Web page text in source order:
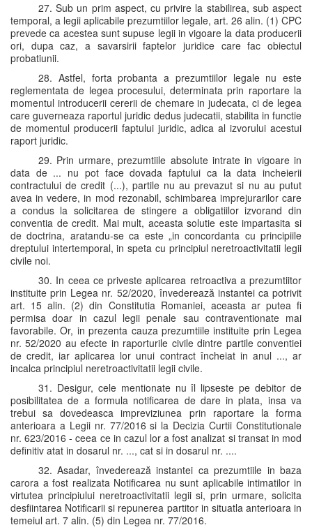
27. Sub un prim aspect, cu privire la stabilirea, sub aspect
temporal, a legii aplicabile prezumtiilor legale, art. 26 alin. (1) CPC
prevede ca acestea sunt supuse legii in vigoare la data producerii
ori, dupa caz, a savarsirii faptelor juridice care fac obiectul
probatiunii.
28. Astfel, forta probanta a prezumtiilor legale nu este
reglementata de legea procesului, determinata prin raportare la
momentul introducerii cererii de chemare in judecata, ci de legea
care guverneaza raportul juridic dedus judecatii, stabilita in functie
de momentul producerii faptului juridic, adica al izvorului acestui
raport juridic.
29. Prin urmare, prezumtiile absolute intrate in vigoare in
data de ... nu pot face dovada faptului ca la data incheierii
contractului de credit (...), partile nu au prevazut si nu au putut
avea in vedere, in mod rezonabil, schimbarea imprejurarilor care
a condus la solicitarea de stingere a obligatiilor izvorand din
conventia de credit. Mai mult, aceasta solutie este impartasita si
de doctrina, aratandu-se ca este „in concordanta cu principiile
dreptului intertemporal, in speta cu principiul neretroactivitatii legii
civile noi.
30. In ceea ce priveste aplicarea retroactiva a prezumtiitor
instituite prin Legea nr. 52/2020, învederează instantei ca potrivit
art. 15 alin. (2) din Constitutia Romaniei, aceasta ar putea fi
permisa doar in cazul legii penale sau contraventionate mai
favorabile. Or, in prezenta cauza prezumtiile instituite prin Legea
nr. 52/2020 au efecte in raporturile civile dintre partile conventiei
de credit, iar aplicarea lor unui contract încheiat in anul ..., ar
incalca principiul neretroactivitatii legii civile.
31. Desigur, cele mentionate nu îl lipseste pe debitor de
posibilitatea de a formula notificarea de dare in plata, insa va
trebui sa dovedeasca impreviziunea prin raportare la forma
anterioara a Legii nr. 77/2016 si la Decizia Curtii Constitutionale
nr. 623/2016 - ceea ce in cazul lor a fost analizat si transat in mod
definitiv atat in dosarul nr. ..., cat si in dosarul nr. ....
32. Asadar, învederează instantei ca prezumtiile in baza
carora a fost realizata Notificarea nu sunt aplicabile intimatilor in
virtutea principiului neretroactivitatii legii si, prin urmare, solicita
desfiintarea Notificarii si repunerea partitor in situatla anterioara in
temeiul art. 7 alin. (5) din Legea nr. 77/2016.